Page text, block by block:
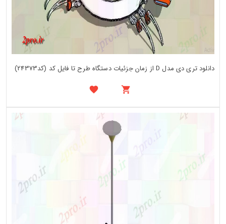
دانلود تری دی مدل D از زمان جزئیات دستگاه طرح تا فایل کد (کد24373)